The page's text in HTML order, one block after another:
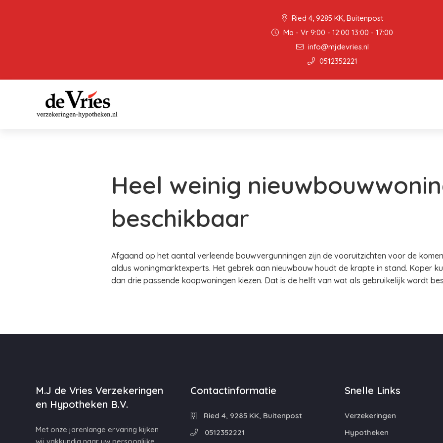
Ried 4, 9285 KK, Buitenpost
Ma - Vr 9:00 - 12:00 13:00 - 17:00
info@mjdevries.nl
0512352221
Heel weinig
beschikbaar
Afgaand op het aantal verleende bouwvergunningen zijn de vooruitzichten voor de
aldus woningmarktexperts. Het gebrek aan nieuwbouw houdt de krapte in stand. Koper
dan drie passende koopwoningen kiezen. Dat is de helft van wat als gebruikelijk wordt
M.J de Vries Verzekeringen
en Hypotheken B.V.
Met onze jarenlange ervaring kijken
Contactinformatie
Ried 4, 9285 KK, Buitenpost
0512352221
Snelle Links
Verzekeringen
Hypotheken